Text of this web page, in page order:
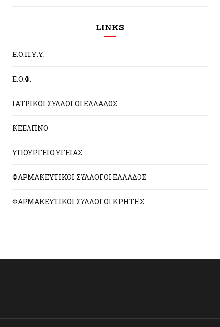
LINKS
Ε.Ο.Π.Υ.Υ.
Ε.Ο.Φ.
ΙΑΤΡΙΚΟΙ ΣΥΛΛΟΓΟΙ ΕΛΛΑΔΟΣ
ΚΕΕΛΠΝΟ
ΥΠΟΥΡΓΕΙΟ ΥΓΕΙΑΣ
ΦΑΡΜΑΚΕΥΤΙΚΟΙ ΣΥΛΛΟΓΟΙ ΕΛΛΑΔΟΣ
ΦΑΡΜΑΚΕΥΤΙΚΟΙ ΣΥΛΛΟΓΟΙ ΚΡΗΤΗΣ